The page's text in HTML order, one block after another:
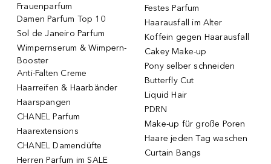
Frauenparfum
Damen Parfum Top 10
Sol de Janeiro Parfum
Wimpernserum & Wimpern-
Booster
Anti-Falten Creme
Haarreifen & Haarbänder
Haarspangen
CHANEL Parfum
Haarextensions
CHANEL Damendüfte
Herren Parfum im SALE
Festes Parfum
Haarausfall im Alter
Koffein gegen Haarausfall
Cakey Make-up
Pony selber schneiden
Butterfly Cut
Liquid Hair
PDRN
Make-up für große Poren
Haare jeden Tag waschen
Curtain Bangs